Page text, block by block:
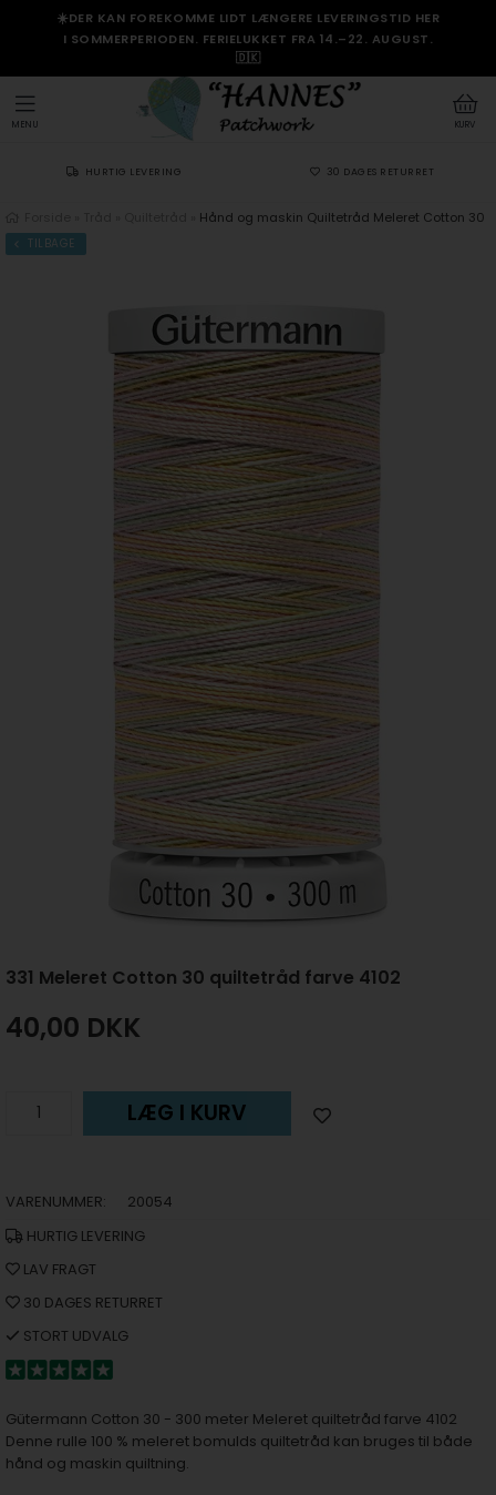
☀️DER KAN FOREKOMME LIDT LÆNGERE LEVERINGSTID HER
I SOMMERPERIODEN. FERIELUKKET FRA 14.–22. AUGUST.
🇩🇰
KURV
MENU
HURTIG LEVERING 30 DAGES RETURRET
Hånd og maskin Quiltetråd Meleret Cotton 30
TILBAGE
331 Meleret Cotton 30 quiltetråd farve 4102
40,00 DKK
LÆG I KURV
VARENUMMER:
20054
HURTIG LEVERING
LAV FRAGT
30 DAGES RETURRET
STORT UDVALG
Gütermann Cotton 30 - 300 meter Meleret quiltetråd farve 4102
Denne rulle 100 % meleret bomulds quiltetråd kan bruges til både
hånd og maskin quiltning.